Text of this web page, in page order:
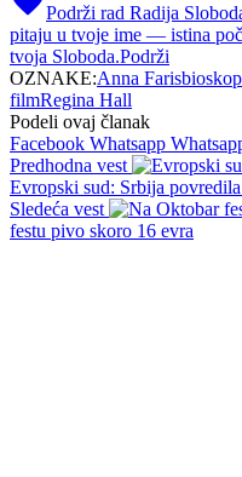
Podrži rad Radija
pitaju u tvoje ime — istina
tvoja Sloboda.Podrži
OZNAKE:Anna Faris
filmRegina Hall
Podeli ovaj članak
Facebook Whatsapp
Predhodna vest
Evropski sud: Srbija
Sledeća vest
festu pivo skoro 16 evra